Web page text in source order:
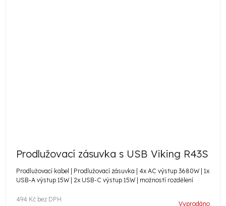
Prodlužovací zásuvka s USB Viking R43S
Prodlužovací kabel | Prodlužovací zásuvka | 4x AC výstup 3680W | 1x
USB-A výstup 15W | 2x USB-C výstup 15W | možností rozdělení
494 Kč bez DPH
Vyprodáno